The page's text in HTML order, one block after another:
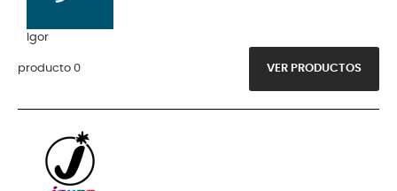
Igor
producto 0 VER PRODUCTOS